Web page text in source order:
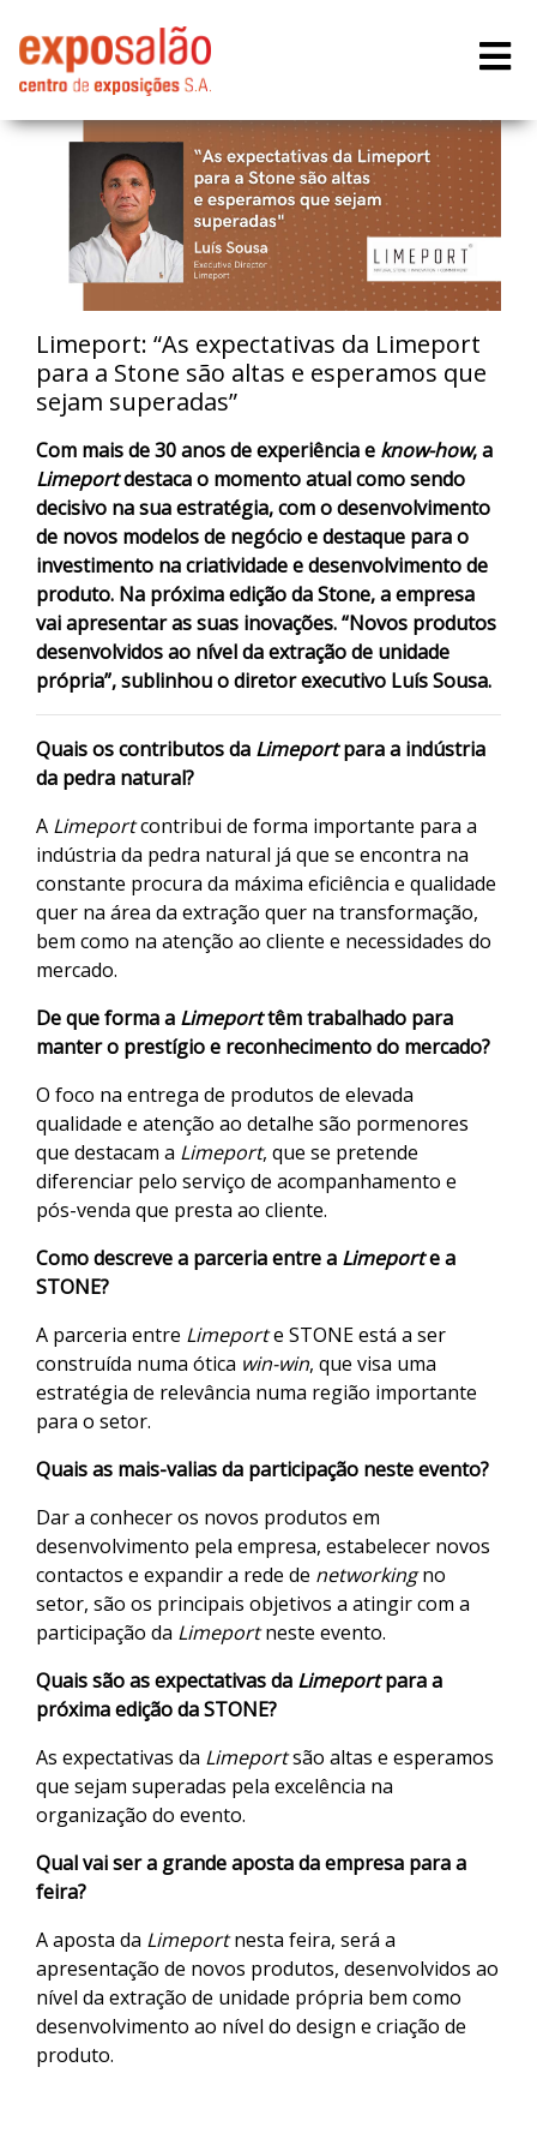
Limeport: “As expectativas da Limeport
para a Stone são altas e esperamos que
sejam superadas”
Com mais de 30 anos de experiência e know-how, a
Limeportdestaca o momento atual como sendo
decisivo na sua estratégia, com o desenvolvimento
de novos modelos de negócio e destaque para o
investimento na criatividade e desenvolvimento de
produto. Na próxima edição da Stone, a empresa
vai apresentar as suas inovações. “Novos produtos
desenvolvidos ao nível da extração de unidade
própria”, sublinhou o diretor executivo Luís Sousa.
Quais os contributos da Limeportpara a indústria
da pedra natural?
A Limeportcontribui de forma importante para a
indústria da pedra natural já que se encontra na
constante procura da máxima eficiência e qualidade
quer na área da extração quer na transformação,
bem como na atenção ao cliente e necessidades do
mercado.
De que forma a Limeporttêm trabalhado para
manter o prestígio e reconhecimento do mercado?
O foco na entrega de produtos de elevada
qualidade e atenção ao detalhe são pormenores
que destacam a Limeport, que se pretende
diferenciar pelo serviço de acompanhamento e
pós-venda que presta ao cliente.
Como descreve a parceria entre a Limeporte a
STONE?
A parceria entre Limeporte STONE está a ser
construída numa ótica win-win, que visa uma
estratégia de relevância numa região importante
para o setor.
Quais as mais-valias da participação neste evento?
Dar a conhecer os novos produtos em
desenvolvimento pela empresa, estabelecer novos
contactos e expandir a rede de networkingno
setor, são os principais objetivos a atingir com a
participação da Limeportneste evento.
Quais são as expectativas da Limeportpara a
próxima edição da STONE?
As expectativas da Limeportsão altas e esperamos
que sejam superadas pela excelência na
organização do evento.
Qual vai ser a grande aposta da empresa para a
feira?
A aposta da Limeportnesta feira, será a
apresentação de novos produtos, desenvolvidos ao
nível da extração de unidade própria bem como
desenvolvimento ao nível do design e criação de
produto.